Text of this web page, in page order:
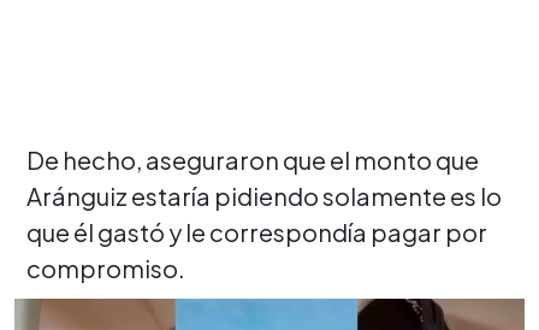
De hecho, aseguraron que el monto que
Aránguiz estaría pidiendo solamente es lo
que él gastó y le correspondía pagar por
compromiso.